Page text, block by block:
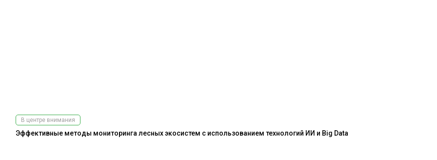
В центре внимания
Эффективные методы мониторинга лесных экосистем с использованием технологий ИИ и Big Data